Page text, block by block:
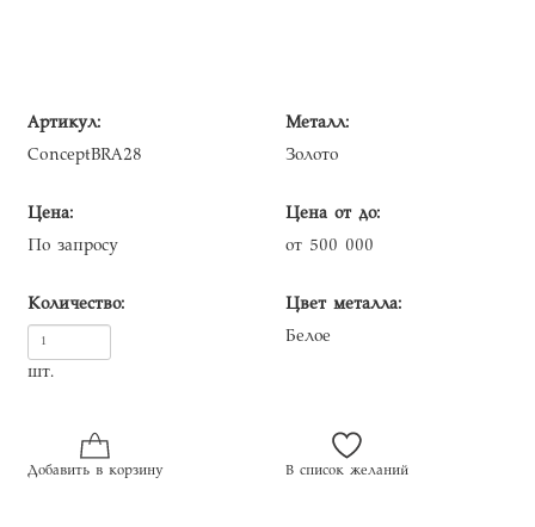
Артикул:
ConceptBRA28
Цена:
По запросу
Количество:
шт.
Металл:
Золото
Цена от до:
от 500 000
Цвет металла:
Белое
Добавить в корзину В список желаний